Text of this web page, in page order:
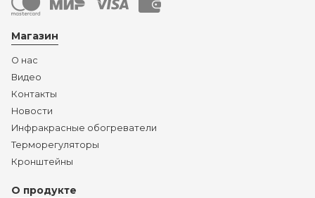
Магазин
О нас
Видео
Контакты
Новости
Инфракрасные обогреватели
Терморегуляторы
Кронштейны
О продукте